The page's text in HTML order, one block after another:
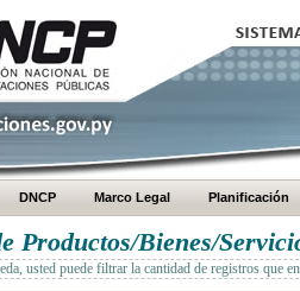
DNCP Marco Legal Planificación
Productos/Bienes/
usted puede filtrar la cantidad de registros que